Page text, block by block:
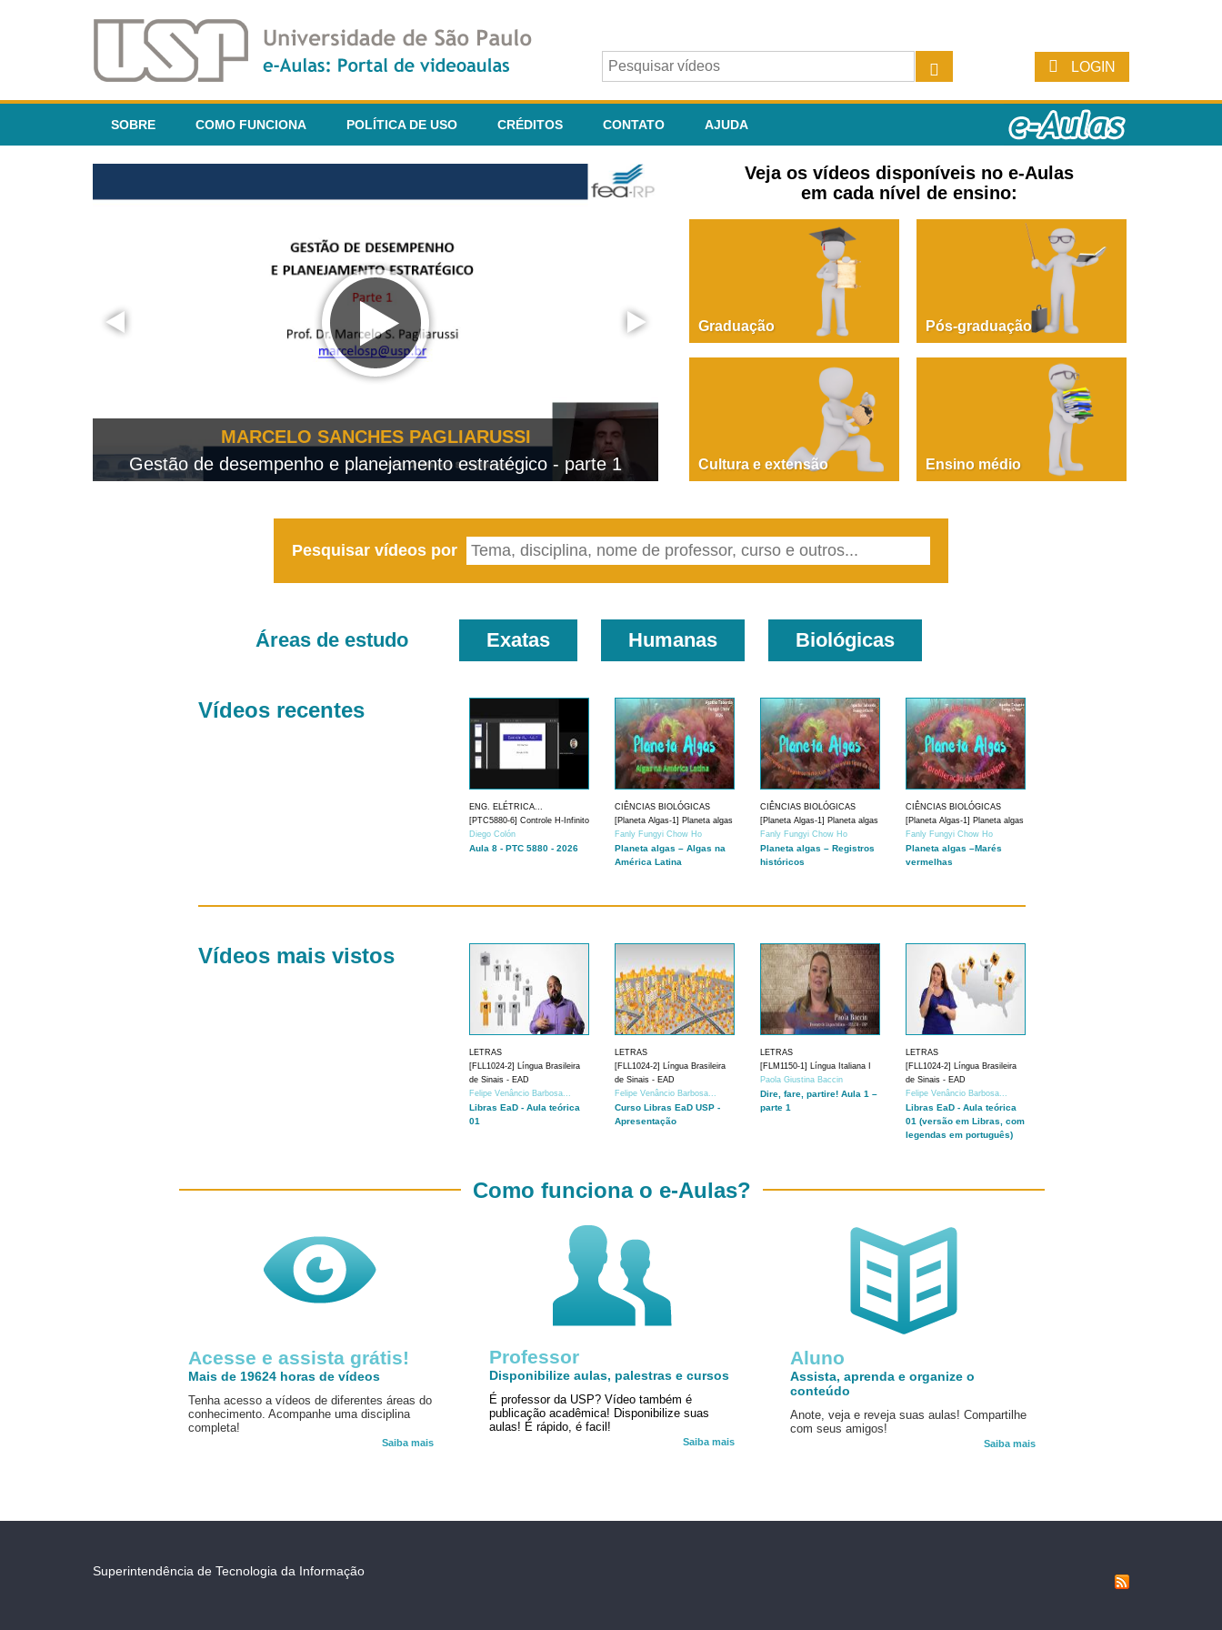
LOGIN
SOBRE COMO FUNCIONA POLÍTICA DE USO CRÉDITOS CONTATO AJUDA
MARCELO SANCHES PAGLIARUSSI
Gestão de desempenho e planejamento estratégico - parte 1
PAOLA GIUSTINA BACCIN
Dire, fare, partire! Aula 1 – parte 1
Veja os vídeos disponíveis no e-Aulas
em cada nível de ensino:
Graduação Pós-graduação
Cultura e extensão Ensino médio
Pesquisar vídeos por
Áreas de estudo Exatas Humanas Biológicas
Vídeos recentes
ENG. ELÉTRICA...
[PTC5880-6] Controle H-Infinito
Diego Colón
Aula 8 - PTC 5880 - 2026
CIÊNCIAS BIOLÓGICAS
[Planeta Algas-1] Planeta algas
Fanly Fungyi Chow Ho
Planeta algas – Algas na
América Latina
CIÊNCIAS BIOLÓGICAS
[Planeta Algas-1] Planeta algas
Fanly Fungyi Chow Ho
Planeta algas – Registros
históricos
CIÊNCIAS BIOLÓGICAS
[Planeta Algas-1] Planeta algas
Fanly Fungyi Chow Ho
Planeta algas –Marés
vermelhas
Vídeos mais vistos
LETRAS
[FLL1024-2] Língua Brasileira
de Sinais - EAD
Felipe Venâncio Barbosa...
Libras EaD - Aula teórica
01
LETRAS
[FLL1024-2] Língua Brasileira
de Sinais - EAD
Felipe Venâncio Barbosa...
Curso Libras EaD USP -
Apresentação
LETRAS
[FLM1150-1] Língua Italiana I
Paola Giustina Baccin
Dire, fare, partire! Aula 1 –
parte 1
LETRAS
[FLL1024-2] Língua Brasileira
de Sinais - EAD
Felipe Venâncio Barbosa...
Libras EaD - Aula teórica
01 (versão em Libras, com
legendas em português)
Acesse e assista grátis!
Mais de 19624 horas de vídeos
Tenha acesso a vídeos de diferentes áreas do
conhecimento. Acompanhe uma disciplina
completa!
Saiba mais
Aluno
Assista, aprenda e organize o
conteúdo
Anote, veja e reveja suas aulas! Compartilhe
com seus amigos!
Saiba mais
Como funciona o e-Aulas?
Professor
Disponibilize aulas, palestras e cursos
É professor da USP? Vídeo também é
publicação acadêmica! Disponibilize suas
aulas! É rápido, é facil!
Saiba mais
Superintendência de Tecnologia da Informação